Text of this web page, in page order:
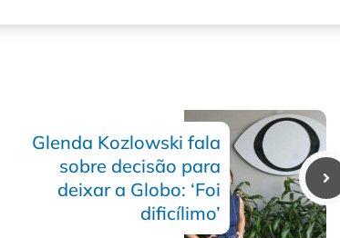
Glenda Kozlowski fala
sobre decisão para
deixar a Globo: ‘Foi
dificílimo’